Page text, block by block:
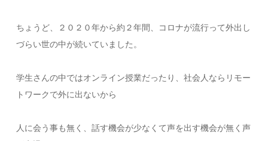
ちょうど、２０２０年から約２年間、コロナが流行って外出し
づらい世の中が続いていました。
学生さんの中ではオンライン授業だったり、社会人ならリモー
トワークで外に出ないから
人に会う事も無く、話す機会が少なくて声を出す機会が無く声